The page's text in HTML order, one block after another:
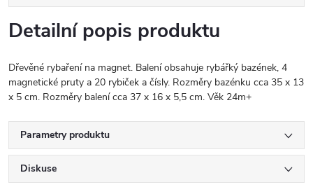
Detailní popis produktu
Dřevěné rybaření na magnet. Balení obsahuje rybářký bazének, 4
magnetické pruty a 20 rybiček a čísly. Rozměry bazénku cca 35 x 13
x 5 cm. Rozměry balení cca 37 x 16 x 5,5 cm. Věk 24m+
Parametry produktu
Diskuse